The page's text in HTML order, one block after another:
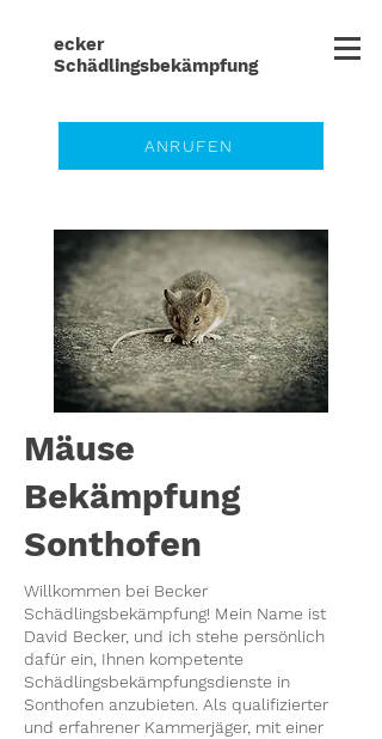
ecker
Schädlingsbekämpfung
ANRUFEN
Mäuse
Bekämpfung
Sonthofen
Willkommen bei Becker
Schädlingsbekämpfung! Mein Name ist
David Becker, und ich stehe persönlich
dafür ein, Ihnen kompetente
Schädlingsbekämpfungsdienste in
Sonthofen anzubieten. Als qualifizierter
und erfahrener Kammerjäger, mit einer